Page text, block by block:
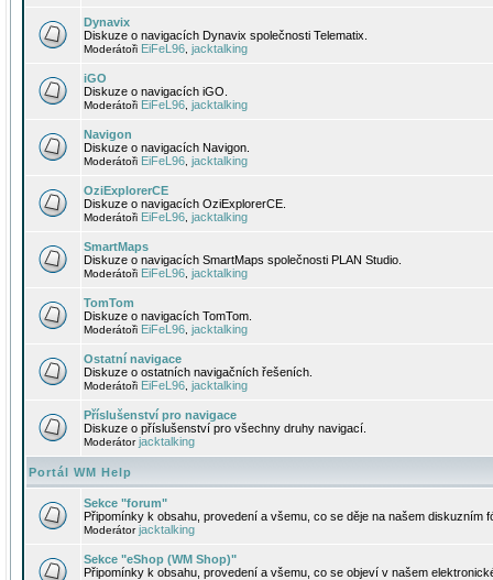
Dynavix
Diskuze o navigacích Dynavix společnosti Telematix.
Moderátoři EiFeL96 jacktalking
iGO
Diskuze o navigacích iGO.
Moderátoři EiFeL96 jacktalking
Navigon
Diskuze o navigacích Navigon.
Moderátoři EiFeL96 jacktalking
OziExplorerCE
Diskuze o navigacích OziExplorerCE.
Moderátoři EiFeL96 jacktalking
SmartMaps
Diskuze o navigacích SmartMaps společnosti PLAN Studio.
Moderátoři EiFeL96 jacktalking
TomTom
Diskuze o navigacích TomTom.
Moderátoři EiFeL96 jacktalking
Ostatní navigace
Diskuze o ostatních navigačních řešeních.
Moderátoři EiFeL96 jacktalking
Příslušenství pro navigace
Diskuze o příslušenství pro všechny druhy navigací.
Moderátorjacktalking
Portál WM Help
Sekce "forum"
Připomínky k obsahu, provedení a všemu, co se děje na našem diskuzním
Moderátorjacktalking
Sekce "eShop (WM Shop)"
Připomínky k obsahu, provedení a všemu, co se objeví v našem